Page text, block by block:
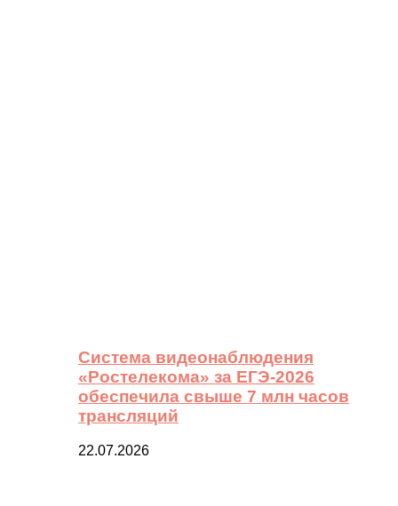
Система видеонаблюдения
«Ростелекома» за ЕГЭ-2026
обеспечила свыше 7 млн часов
трансляций
22.07.2026